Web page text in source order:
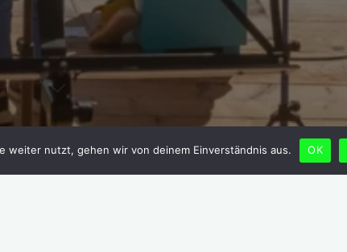
weiter nutzt, gehen wir von deinem Einverständnis aus. OK